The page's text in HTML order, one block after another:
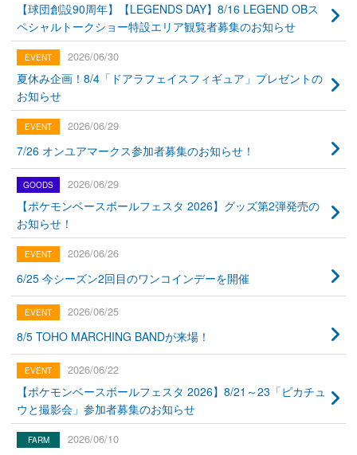
【球団創設90周年】【LEGENDS DAY】8/16 LEGEND OBス
ペシャルトークショー特設エリア観覧者募集のお知らせ
2026/06/30
夏休み企画！8/4「ドアラフェイスフィギュア」プレゼントの
お知らせ
2026/06/29
7/26 オンユアマークス参加者募集のお知らせ！
2026/06/29
【ポケモンベースボールフェスタ 2026】グッズ第2弾発売の
お知らせ！
2026/06/26
6/25 今シーズン2回目のワンコインデーを開催
2026/06/25
8/5 TOHO MARCHING BANDが来場！
2026/06/22
【ポケモンベースボールフェスタ 2026】8/21～23「ピカチュ
ウと撮影会」参加者募集のお知らせ
2026/06/10